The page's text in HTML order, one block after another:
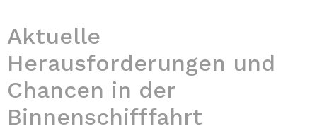
Aktuelle
Herausforderungen und
Chancen in der
Binnenschifffahrt